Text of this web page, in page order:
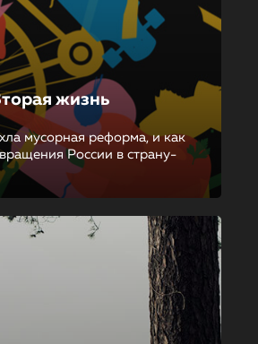
жизнь
мусорная реформа, и как
России в страну-